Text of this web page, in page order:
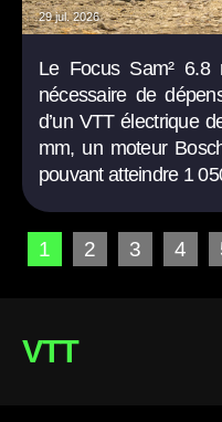
29 jul. 2026
Le Focus Sam² 6.8
nécessaire de
d’un VTT électrique
mm, un moteur
pouvant atteindre 1
1 2 3 4
VTT